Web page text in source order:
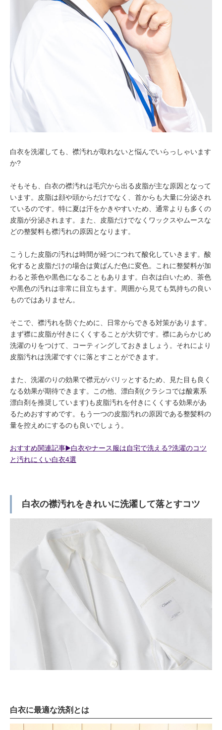
白衣を洗濯しても、襟汚れが取れないと悩んでいらっしゃいます
か?
そもそも、白衣の襟汚れは毛穴から出る皮脂が主な原因となって
います。皮脂は顔や頭からだけでなく、首からも大量に分泌され
ているのです。特に夏は汗をかきやすいため、通常よりも多くの
皮脂が分泌されます。また、皮脂だけでなくワックスやムースな
どの整髪料も襟汚れの原因となります。
こうした皮脂の汚れは時間が経つにつれて酸化していきます。酸
化すると皮脂だけの場合は黄ばんだ色に変色。これに整髪料が加
わると茶色や黒色になることもあります。白衣は白いため、茶色
や黒色の汚れは非常に目立ちます。周囲から見ても気持ちの良い
ものではありません。
そこで、襟汚れを防ぐために、日常からできる対策があります。
まず襟に皮脂が付きにくくすることが大切です。襟にあらかじめ
洗濯のりをつけて、コーティングしておきましょう。それにより
皮脂汚れは洗濯ですぐに落とすことができます。
また、洗濯のりの効果で襟元がパリッとするため、見た目も良く
なる効果が期待できます。この他、漂白剤(クラシコでは酸素系
漂白剤を推奨しています)も皮脂汚れを付きにくくする効果があ
るためおすすめです。もう一つの皮脂汚れの原因である整髪料の
量を控えめにするのも良いでしょう。
おすすめ関連記事▶️白衣やナース服は自宅で洗える?洗濯のコツ
と汚れにくい白衣4選
白衣の襟汚れをきれいに洗濯して落とすコツ
白衣に最適な洗剤とは